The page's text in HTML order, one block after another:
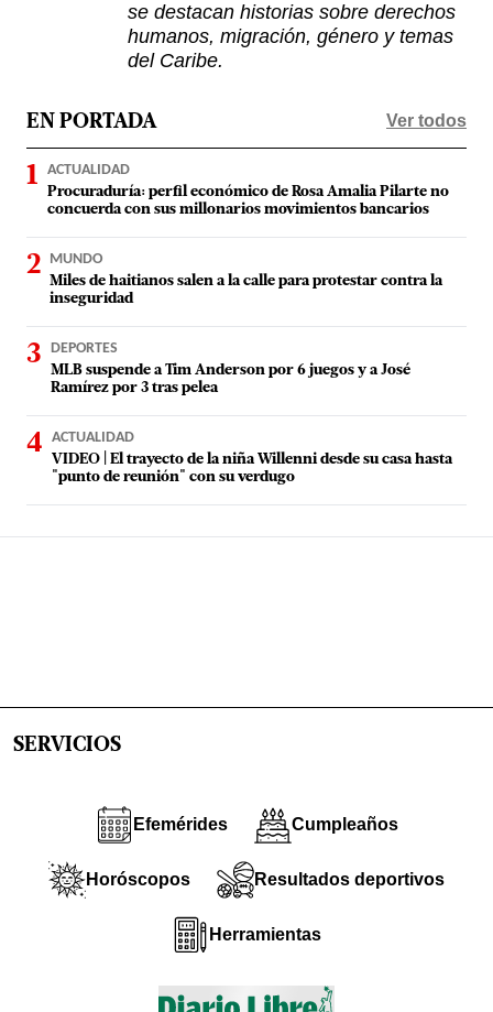
se destacan historias sobre derechos
humanos, migración, género y temas
del Caribe.
EN PORTADA Ver todos
ACTUALIDAD
Procuraduría: perfil económico de Rosa Amalia Pilarte no
concuerda con sus millonarios movimientos bancarios
MUNDO
Miles de haitianos salen a la calle para protestar contra la
inseguridad
DEPORTES
MLB suspende a Tim Anderson por 6 juegos y a José
Ramírez por 3 tras pelea
ACTUALIDAD
VIDEO | El trayecto de la niña Willenni desde su casa hasta
"punto de reunión" con su verdugo
SERVICIOS
Efemérides Cumpleaños
Horóscopos Resultados deportivos
Herramientas